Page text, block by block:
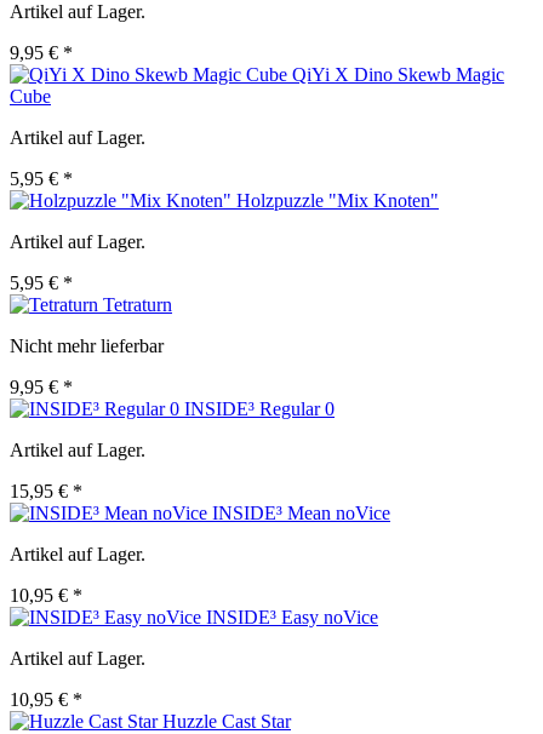
Artikel auf Lager.
9,95 € *
QiYi X Dino Skewb Magic
Cube
Artikel auf Lager.
5,95 € *
Holzpuzzle "Mix Knoten"
Artikel auf Lager.
5,95 € *
Tetraturn
Nicht mehr lieferbar
9,95 € *
INSIDE³ Regular 0
Artikel auf Lager.
15,95 € *
INSIDE³ Mean noVice
Artikel auf Lager.
10,95 € *
INSIDE³ Easy noVice
Artikel auf Lager.
10,95 € *
Huzzle Cast Star